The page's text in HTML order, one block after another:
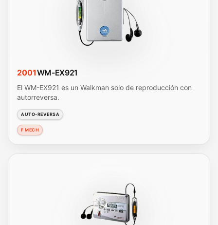
2001WM-EX921
El WM-EX921 es un Walkman solo de reproducción con
autorreversa.
AUTO-REVERSA
F MECH